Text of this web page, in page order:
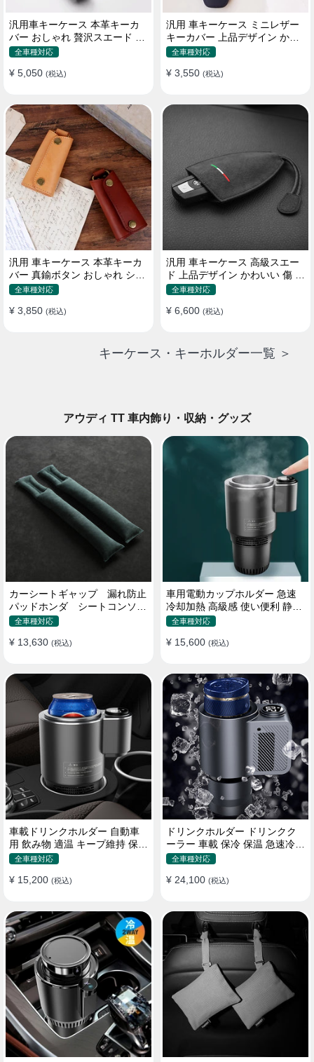
汎用車キーケース 本革キーカ
バー おしゃれ 贅沢スエード 格
好良いデザイン
全車種対応
¥ 5,050 (税込)
汎用 車キーケース ミニレザー
キーカバー 上品デザイン かわ
いい マカロン色
全車種対応
¥ 3,550 (税込)
汎用 車キーケース 本革キーカ
バー 真鍮ボタン おしゃれ シン
プルデザイン
全車種対応
¥ 3,850 (税込)
汎用 車キーケース 高級スエー
ド 上品デザイン かわいい 傷 汚
れ防止 高級 オシャレ キーホル
全車種対応
¥ 6,600 (税込)
キーケース・キーホルダー一覧 ＞
アウディ TT 車内飾り・収納・グッズ
カーシートギャップ 漏れ防止
パッドホンダ シートコンソー
ル 隙間 クッション
全車種対応
¥ 13,630 (税込)
車用電動カップホルダー 急速
冷却加熱 高級感 使い便利 静音
収納 飲み物
全車種対応
¥ 15,600 (税込)
車載ドリンクホルダー 自動車
用 飲み物 適温 キープ維持 保温
冷機能付き
全車種対応
¥ 15,200 (税込)
ドリンクホルダー ドリンクク
ーラー 車載 保冷 保温 急速冷却
缶対応
全車種対応
¥ 24,100 (税込)